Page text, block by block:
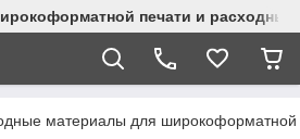
печати и
материалы для широкоформатной